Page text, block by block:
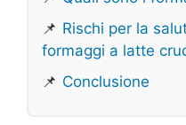
📌 Rischi per la
formaggi a latte
📌 Conclusione